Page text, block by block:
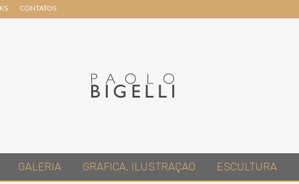
CONTATOS
Pittore
Roma
GALERIA GRAFICA, ILUSTRAÇAO ESCULTURA